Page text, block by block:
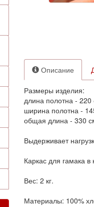
Описание
Размеры изделия:
длина полотна - 220
ширина полотна -
общая длина - 330
Выдерживает
Каркас для гамака в
Вес: 2 кг.
Материалы: 100%